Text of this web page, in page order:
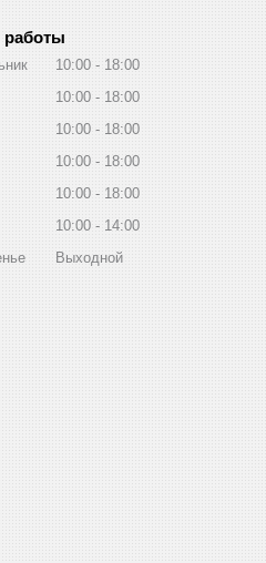
работы
10:00
18:00
10:00
18:00
10:00
18:00
10:00
18:00
10:00
18:00
10:00
14:00
Выходной